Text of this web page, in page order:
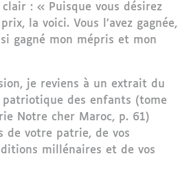
: « Puisque vous désirez
la voici. Vous l’avez gagnée,
gagné mon mépris et mon
je reviens à un extrait du
patriotique des enfants (tome
Notre cher Maroc, p. 61)
de votre patrie, de vos
millénaires et de vos